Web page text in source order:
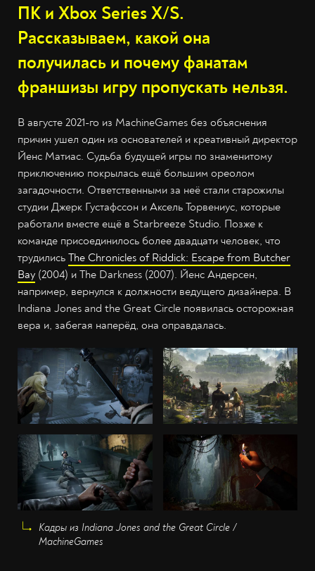
ПК и Xbox Series X/S.
Рассказываем, какой она
получилась и почему фанатам
франшизы игру пропускать нельзя.
В августе 2021-го из MachineGames без объяснения
причин ушел один из основателей и креативный директор
Йенс Матиас. Судьба будущей игры по знаменитому
приключению покрылась ещё большим ореолом
загадочности. Ответственными за неё стали старожилы
студии Джерк Густафссон и Аксель Торвениус, которые
работали вместе ещё в Starbreeze Studio. Позже к
команде присоединилось более двадцати человек, что
трудились The Chronicles of Riddick: Escape from Butcher
Bay (2004) и The Darkness (2007). Йенс Андерсен,
например, вернулся к должности ведущего дизайнера. В
Indiana Jones and the Great Circle появилась осторожная
вера и, забегая наперёд, она оправдалась.
Кадры из Indiana Jones and the Great Circle /
MachineGames